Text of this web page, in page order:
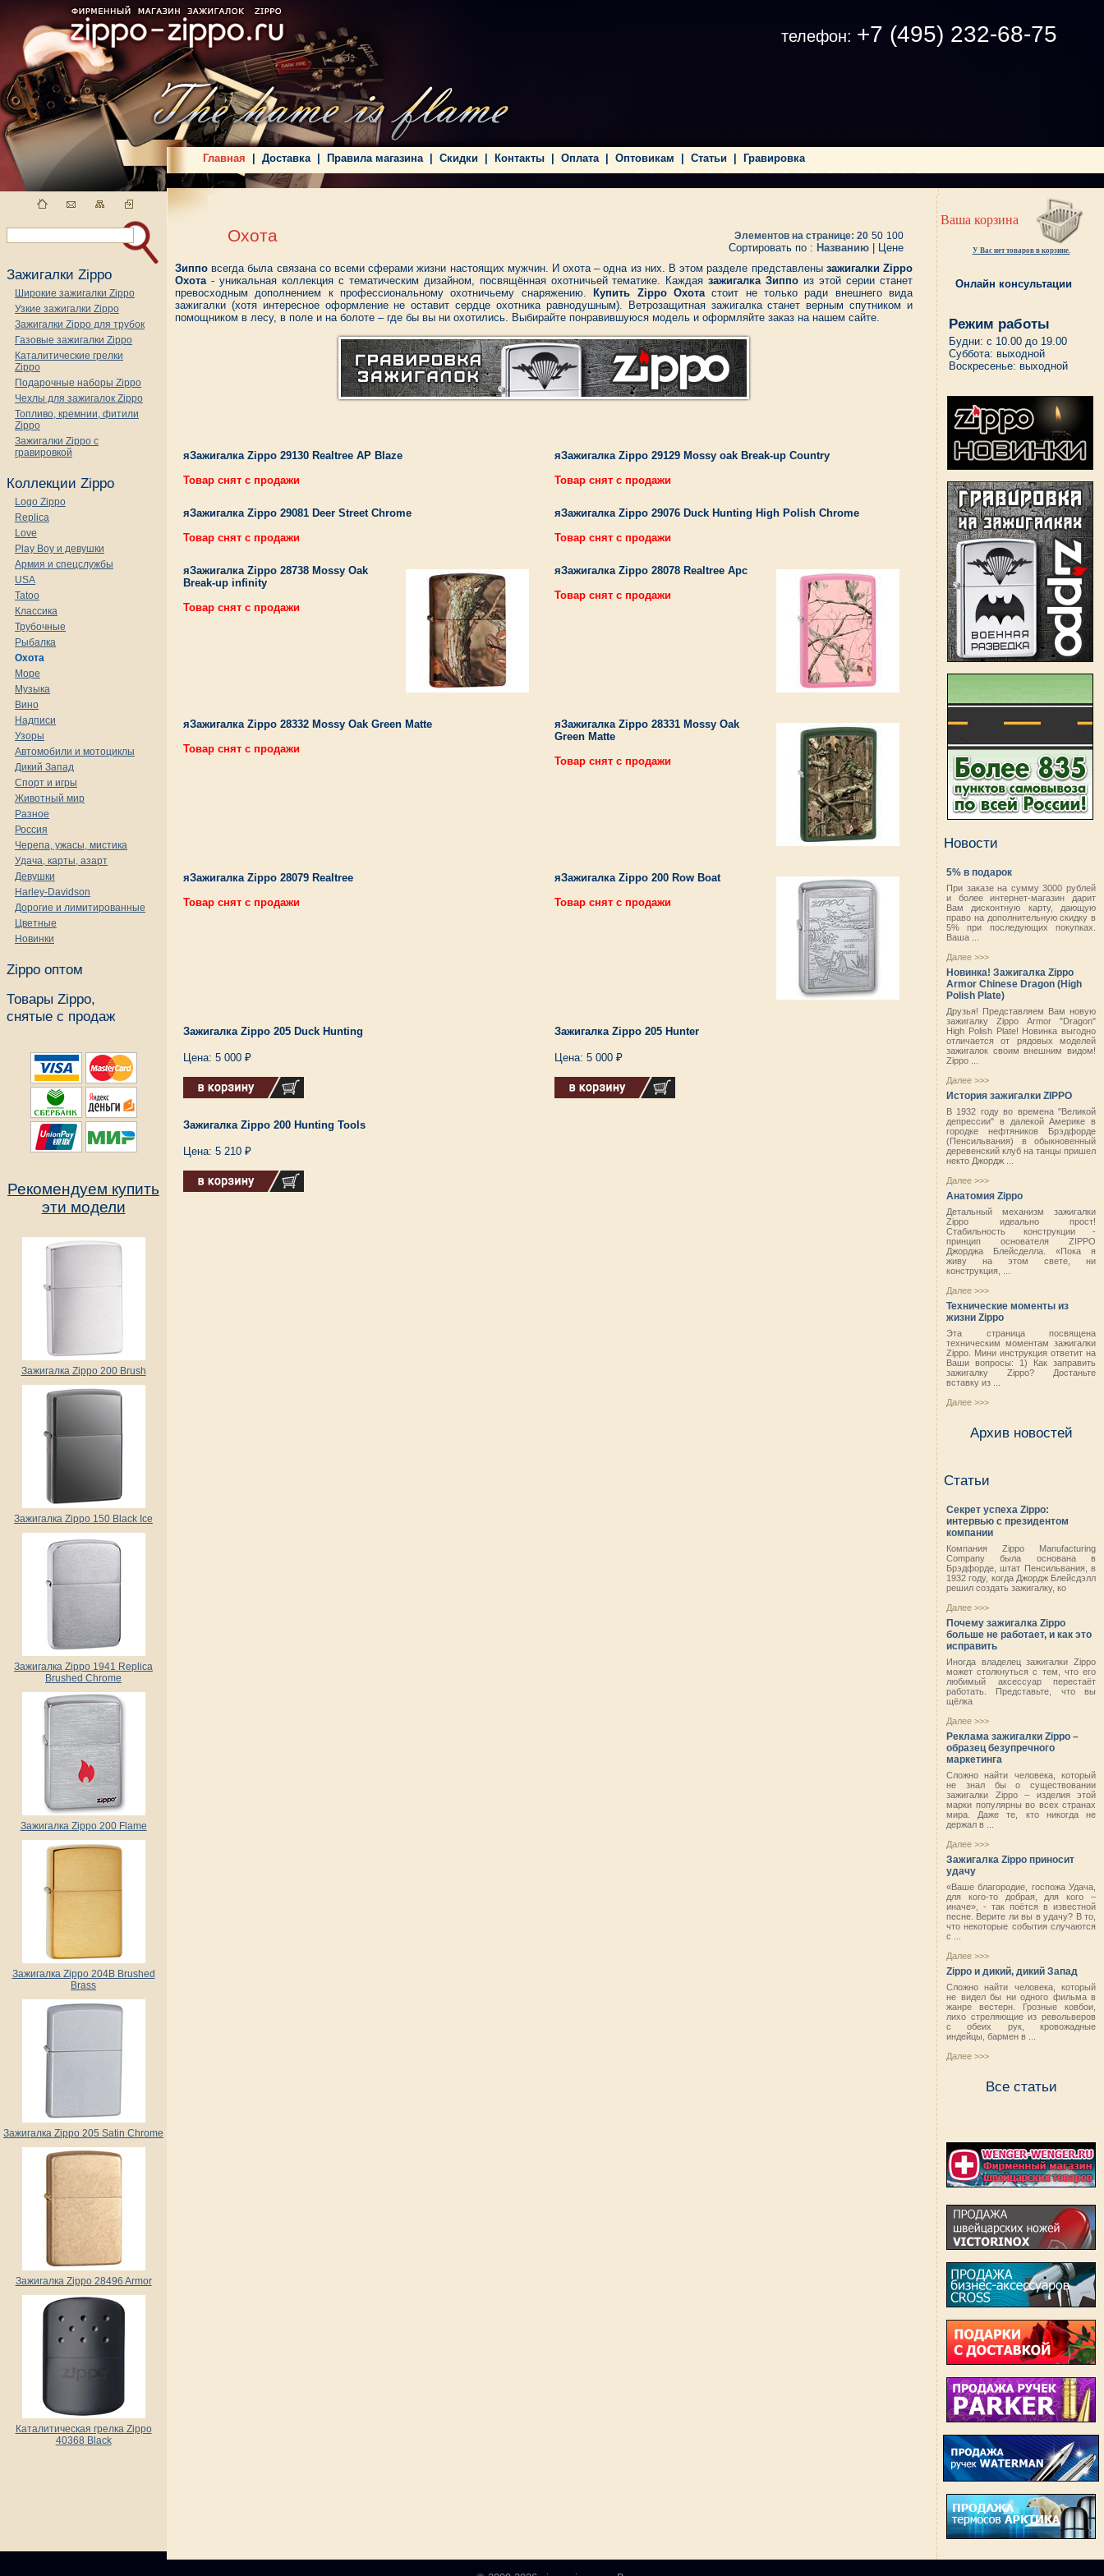
телефон: +7 (495) 232-68-75
Главная Доставка Правила магазина Скидки Контакты Оплата Оптовикам Статьи Гравировка
Зажигалки Zippo
Широкие зажигалки Zippo
Узкие зажигалки Zippo
Зажигалки Zippo для трубок
Газовые зажигалки Zippo
Каталитические грелки
Zippo
Подарочные наборы Zippo
Чехлы для зажигалок Zippo
Топливо, кремнии, фитили
Zippo
Зажигалки Zippo с
гравировкой
Коллекции Zippo
Logo Zippo
Replica
Love
Play Boy и девушки
Армия и спецслужбы
USA
Tatoo
Классика
Трубочные
Рыбалка
Охота
Море
Музыка
Вино
Надписи
Узоры
Автомобили и мотоциклы
Дикий Запад
Спорт и игры
Животный мир
Разное
Россия
Черепа, ужасы, мистика
Удача, карты, азарт
Девушки
Harley-Davidson
Дорогие и лимитированные
Цветные
Новинки
Zippo оптом
Товары Zippo,
снятые с продаж
Рекомендуем купить
эти модели
Зажигалка Zippo 200 Brush
Зажигалка Zippo 150 Black Ice
Зажигалка Zippo 1941 Replica
Brushed Chrome
Зажигалка Zippo 200 Flame
Зажигалка Zippo 204B Brushed
Brass
Зажигалка Zippo 205 Satin Chrome
Зажигалка Zippo 28496 Armor
Каталитическая грелка Zippo
40368 Black
Охота Элементов на странице: 20 50 100
Сортировать по : Названию | Цене
Зиппо всегда была связана со всеми сферами жизни настоящих мужчин. И охота – одна из них. В этом разделе представлены зажигалки Zippo
Охота- уникальная коллекция с тематическим дизайном, посвящённая охотничьей тематике. Каждаязажигалка Зиппо из этой серии станет
превосходным дополнением к профессиональному охотничьему снаряжению.
Купить Zippo Охотастоит не только ради внешнего вида
зажигалки (хотя интересное оформление не оставит сердце охотника равнодушным). Ветрозащитная зажигалка станет верным спутником и
помощником в лесу, в поле и на болоте – где бы вы ни охотились. Выбирайте понравившуюся модель и оформляйте заказ на нашем сайте.
яЗажигалка Zippo 29130 Realtree AP Blaze
Товар снят с продажи
яЗажигалка Zippo 29129 Mossy oak Break-up Country
Товар снят с продажи
яЗажигалка Zippo 29081 Deer Street Chrome
Товар снят с продажи
яЗажигалка Zippo 29076 Duck Hunting High Polish Chrome
Товар снят с продажи
яЗажигалка Zippo 28738 Mossy Oak
Break-up infinity
Товар снят с продажи
яЗажигалка Zippo 28078 Realtree Apc
Товар снят с продажи
яЗажигалка Zippo 28332 Mossy Oak Green Matte
Товар снят с продажи
яЗажигалка Zippo 28331 Mossy Oak
Green Matte
Товар снят с продажи
яЗажигалка Zippo 28079 Realtree
Товар снят с продажи
яЗажигалка Zippo 200 Row Boat
Товар снят с продажи
Зажигалка Zippo 205 Duck Hunting
Цена: 5 000 ₽
Зажигалка Zippo 205 Hunter
Цена: 5 000 ₽
Зажигалка Zippo 200 Hunting Tools
Цена: 5 210 ₽
Ваша корзина
У Вас нет товаров в корзине.
Онлайн консультации
Режим работы
Будни: с 10.00 до 19.00
Суббота: выходной
Воскресенье: выходной
Новости
5% в подарок
При заказе на сумму 3000 рублей
и более интернет-магазин дарит
Вам дисконтную карту, дающую
право на дополнительную скидку в
5% при последующих покупках.
Ваша ...
Далее >>>
Новинка! Зажигалка Zippo
Armor Chinese Dragon (High
Polish Plate)
Друзья! Представляем Вам новую
зажигалку Zippo Armor "Dragon"
High Polish Plate! Новинка выгодно
отличается от рядовых моделей
зажигалок своим внешним видом!
Zippo ...
Далее >>>
История зажигалки ZIPPO
В 1932 году во времена "Великой
депрессии" в далекой Америке в
городке нефтяников Брэдфорде
(Пенсильвания) в обыкновенный
деревенский клуб на танцы пришел
некто Джордж ...
Далее >>>
Анатомия Zippo
Детальный механизм зажигалки
Zippo идеально прост!
Стабильность конструкции -
принцип основателя ZIPPO
Джорджа Блейсделла. «Пока я
живу на этом свете, ни
конструкция, ...
Далее >>>
Технические моменты из
жизни Zippo
Эта страница посвящена
техническим моментам зажигалки
Zippo. Мини инструкция ответит на
Ваши вопросы: 1) Как заправить
зажигалку Zippo? Достаньте
вставку из ...
Далее >>>
Архив новостей
Статьи
Секрет успеха Zippo:
интервью с президентом
компании
Компания Zippo Manufacturing
Company была основана в
Брэдфорде, штат Пенсильвания, в
1932 году, когда Джордж Блейсдэлл
решил создать зажигалку, ко
Далее >>>
Почему зажигалка Zippo
больше не работает, и как это
исправить
Иногда владелец зажигалки Zippo
может столкнуться с тем, что его
любимый аксессуар перестаёт
работать. Представьте, что вы
щёлка
Далее >>>
Реклама зажигалки Zippo –
образец безупречного
маркетинга
Сложно найти человека, который
не знал бы о существовании
зажигалки Zippo – изделия этой
марки популярны во всех странах
мира. Даже те, кто никогда не
держал в ...
Далее >>>
Зажигалка Zippo приносит
удачу
«Ваше благородие, госпожа Удача,
для кого-то добрая, для кого –
иначе», - так поётся в известной
песне. Верите ли вы в удачу? В то,
что некоторые события случаются
с ...
Далее >>>
Zippo и дикий, дикий Запад
Сложно найти человека, который
не видел бы ни одного фильма в
жанре вестерн. Грозные ковбои,
лихо стреляющие из револьверов
с обеих рук, кровожадные
индейцы, бармен в ...
Далее >>>
Все статьи